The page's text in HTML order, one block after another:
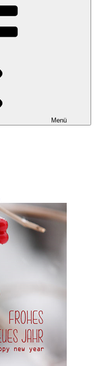
Menü